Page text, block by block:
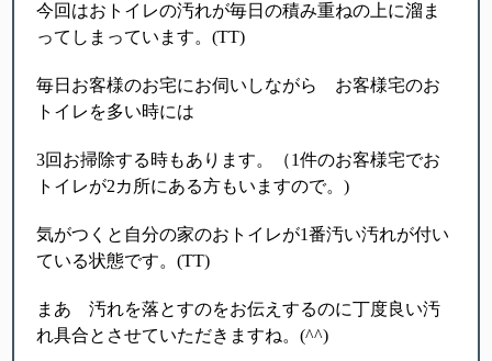
今回はおトイレの汚れが毎日の積み重ねの上に溜ま
ってしまっています。(TT)
毎日お客様のお宅にお伺いしながら お客様宅のお
トイレを多い時には
3回お掃除する時もあります。（1件のお客様宅でお
トイレが2カ所にある方もいますので。)
気がつくと自分の家のおトイレが1番汚い汚れが付い
ている状態です。(TT)
まあ 汚れを落とすのをお伝えするのに丁度良い汚
れ具合とさせていただきますね。(^^)